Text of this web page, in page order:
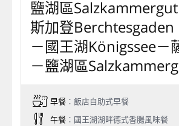
鹽湖區
斯加登Berchtesgaden
－國王湖Königssee－
－鹽湖區
早餐：飯店自助式早餐
午餐：國王湖湖畔德式香腸風味餐